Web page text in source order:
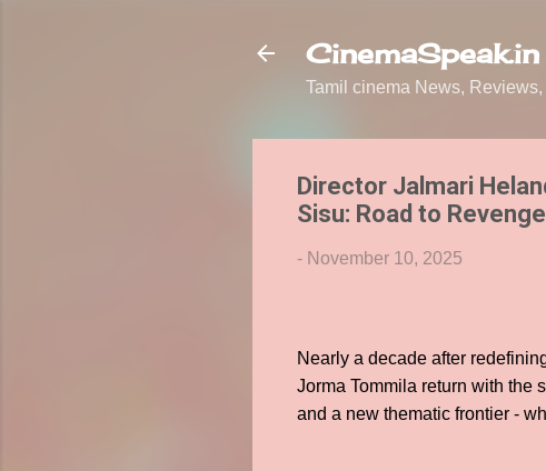
CinemaSpeak.in
Tamil cinema News,
Director Jalmari
Sisu: Road to Revenge
- November 10, 2025
Nearly a decade after
Jorma Tommila return with the
and a new thematic frontier -